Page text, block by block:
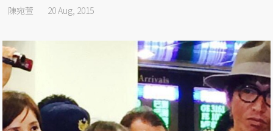
陳宛萱 20 Aug, 2015